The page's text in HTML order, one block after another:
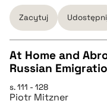
pobierz cytat
BIBTEX
pobierz cytat
Zacytuj
CZYSTY TEKST
At Home and
Russian
s. 111 - 128
Piotr Mitzner